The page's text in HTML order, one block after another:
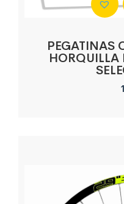
PEGATINAS
HORQUILLA